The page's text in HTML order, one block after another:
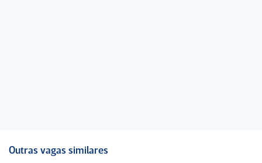
Outras vagas similares